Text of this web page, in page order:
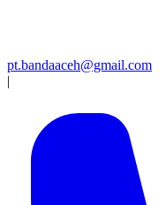
pt.bandaaceh@gmail.com
|